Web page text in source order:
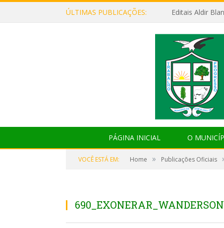
ÚLTIMAS PUBLICAÇÕES: Editais Aldir
PÁGINA INICIAL O
VOCÊ ESTÁ EM: Home » Publicações Oficiais